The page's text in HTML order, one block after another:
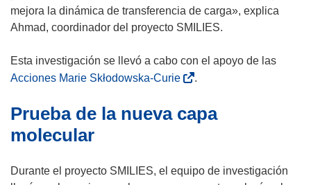
a
n
)
mejora la dinámica de transferencia de carga», explica
Ahmad, coordinador del proyecto SMILIES.
Esta investigación se llevó a cabo con el apoyo de las
Acciones Marie Skłodowska-Curie(
e
i
.
Prueba de la nueva capa
molecular
Durante el proyecto SMILIES, el equipo de investigación